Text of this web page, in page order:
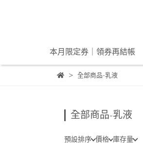
本月限定券｜領券再結帳
全部商品-乳液
全部商品-乳液
預設排序 價格 庫存量